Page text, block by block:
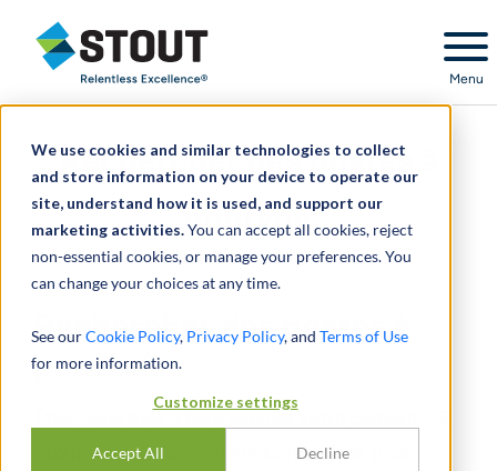
We use cookies and similar technologies to collect
and store information on your device to operate our
site, understand how it is used, and support our
marketing activities.You can accept all cookies, reject
non-essential cookies, or manage your preferences. You
can change your choices at any time.
See ourCookie Policy, Privacy Policy, and Terms of Use
for more information.
Customize settings
Accept All Decline
Stout Relentless Excellence
Menu
Rechercher des postes à
pourvoir
Rechercher des postes à
pourvoir
Stout vous semble être le bon endroit pour